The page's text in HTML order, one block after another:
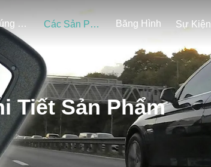
Về Chúng Tôi Các Sản Phẩm Băng Hình Sự Kiện
Tiết Sản Phẩm